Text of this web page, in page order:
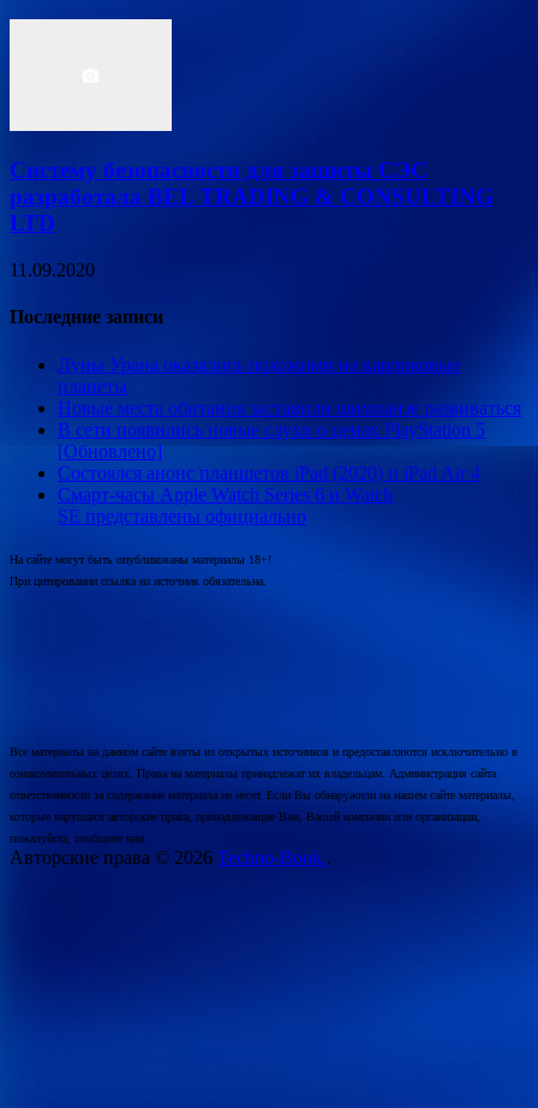
Систему безопасности для защиты СЭС
разработала BEL TRADING & CONSULTING
LTD
11.09.2020
Последние записи
Луны Урана оказались похожими на карликовые
планеты
Новые места обитания заставили шимпанзе развиваться
В сети появились новые слухи о ценах PlayStation 5
[Обновлено]
Состоялся анонс планшетов iPad (2020) и iPad Air 4
Смарт-часы Apple Watch Series 6 и Watch
SE представлены официально
На сайте могут быть опубликованы материалы 18+!
При цитировании ссылка на источник обязательна.
Все материалы на данном сайте взяты из открытых источников и предоставляются исключительно в
ознакомительных целях. Права на материалы принадлежат их владельцам. Администрация сайта
ответственности за содержание материала не несет. Если Вы обнаружили на нашем сайте материалы,
которые нарушают авторские права, принадлежащие Вам, Вашей компании или организации,
пожалуйста, сообщите нам.
Авторские права © 2026 Techno-Book..